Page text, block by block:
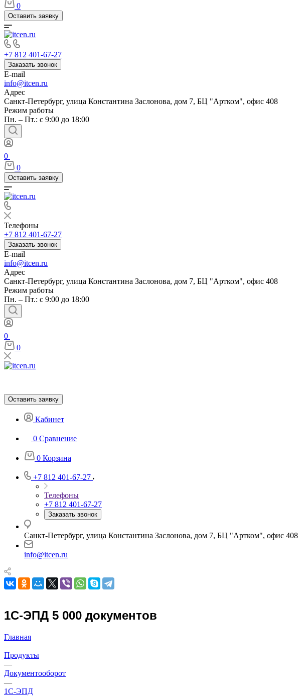
0
Оставить заявку
+7 812 401-67-27
Заказать звонок
E-mail
info@itcen.ru
Адрес
Санкт-Петербург, улица Константина Заслонова, дом 7, БЦ "Артком", офис 408
Режим работы
Пн. – Пт.: с 9:00 до 18:00
0
0
Оставить заявку
Телефоны
+7 812 401-67-27
Заказать звонок
E-mail
info@itcen.ru
Адрес
Санкт-Петербург, улица Константина Заслонова, дом 7, БЦ "Артком", офис 408
Режим работы
Пн. – Пт.: с 9:00 до 18:00
0
0
Оставить заявку
Кабинет
0 Сравнение
0 Корзина
+7 812 401-67-27
Телефоны
+7 812 401-67-27
Заказать звонок
Санкт-Петербург, улица Константина Заслонова, дом 7, БЦ "Артком", офис 408
info@itcen.ru
1С-ЭПД 5 000 документов
Главная
—
Продукты
—
Документооборот
—
1С-ЭПД